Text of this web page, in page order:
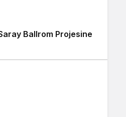
Ballrom Projesine